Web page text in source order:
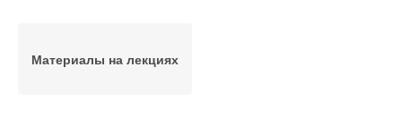
Материалы на лекциях